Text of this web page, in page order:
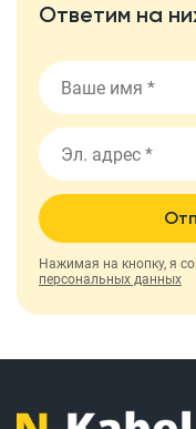
Ответим на
Нажимая на кнопку, я
персональных данных